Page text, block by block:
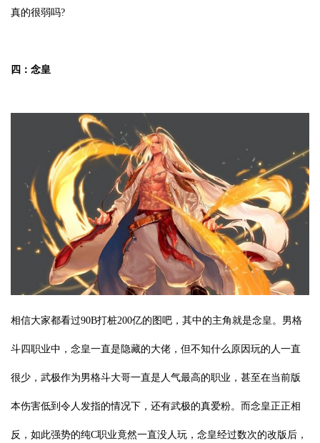
真的很弱吗?
四：念皇
相信大家都看过90B打桩200亿的图吧，其中的主角就是念皇。男格
斗四职业中，念皇一直是隐藏的大佬，但不知什么原因玩的人一直
很少，武极作为男格斗大哥一直是人气最高的职业，甚至在当前版
本伤害低到令人发指的情况下，还有武极的真爱粉。而念皇正正相
反，如此强势的纯C职业竟然一直没人玩，念皇经过数次的改版后，